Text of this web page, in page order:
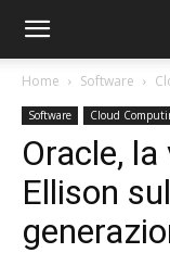
Home Software
Software Cloud
Oracle,
Ellison